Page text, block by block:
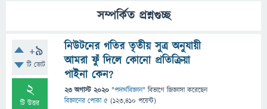
সম্পর্কিত প্রশ্নগুচ্ছ
+9
টি ভোট
2
টি উত্তর
নিউটনের গতির তৃতীয় সুত্র অনুযায়ী
আমরা ফুঁ দিলে কোনো প্রতিক্রিয়া
পাইনা কেন?
23 অগাস্ট 2020 "পদার্থবিজ্ঞান" বিভাগে জিজ্ঞাসাকরেছেন
বিজ্ঞানের পোকা ৫ (123,410 পয়েন্ট)